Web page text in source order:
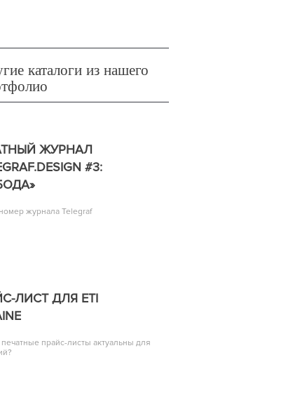
каталоги из нашего
ЖУРНАЛ
#3:
журнала Telegraf
ЛИСТ ДЛЯ ETI
прайс-листы актуальны для